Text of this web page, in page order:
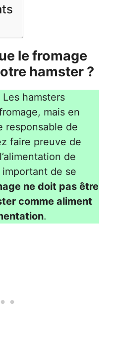
le fromage
hamster ?
Les hamsters
mais en
responsable de
faire preuve de
de
de se
ne doit pas être
comme aliment
.